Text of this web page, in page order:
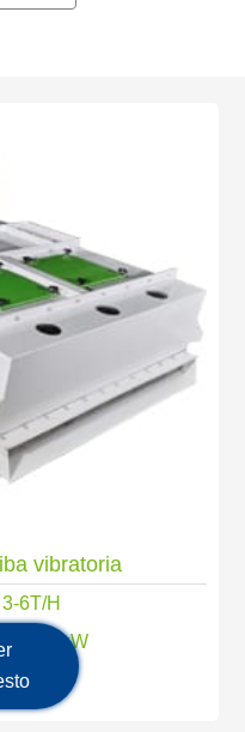
vibratoria
6T/H
1,5 kW